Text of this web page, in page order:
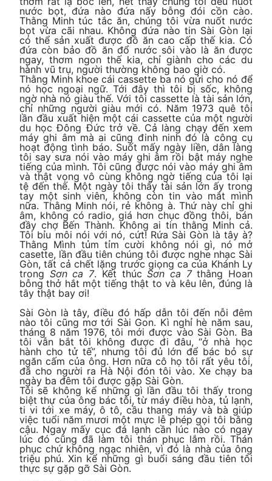
nước bọt, đứa nào đứa nấy bỗng đói cồn cào.
Thằng Minh túc tắc ăn, chúng tôi vừa nuốt nước
bọt vừa cãi nhau. Không đứa nào tin Sài Gòn lại
có thể sản xuất được đồ ăn cao cấp thế kia. Có
đứa còn bảo đồ ăn đổ nước sôi vào là ăn được
ngay, thơm ngon thế kia, chỉ giành cho các du
hành vũ trụ, người thường không bao giờ có.
Thằng Minh khoe cái cassette ba nó gửi cho nó để
nó học ngoại ngữ. Tới đây thì tôi bị sốc, không
ngờ nhà nó giàu thế. Với tôi cassette là tài sản lớn,
chỉ những người giàu mới có. Năm 1973 quê tôi
lần đầu xuất hiện một cái cassette của một người
du học Đông Đức trở về. Cả làng chạy đến xem
máy ghi âm mà ai cũng đinh ninh đó là công cụ
hoạt động tình báo. Suốt mấy ngày liền, dân làng
tôi say sưa nói vào máy ghi âm rồi bật máy nghe
tiếng của mình. Tôi cũng được nói vào máy ghi âm
và thật vọng vô cùng không ngờ tiếng của tôi lại
tệ đến thế. Một ngày tôi thấy tài sản lớn ấy trong
tay một sinh viên, không còn tin vào mắt mình
nữa. Thằng Minh nói, rẻ không à. Thứ này chỉ ghi
âm, không có radio, giá hơn chục đồng thôi, bán
đầy chợ Bến Thành. Không ai tin thằng Minh cả.
Tôi bỉu môi nói với nó, cứt! Rứa Sài Gòn là tây à?
Thằng Mình tủm tỉm cười không nói gì, nó mở
casette, lần đầu tiên chúng tôi được nghe nhạc Sài
Gòn, tất cả chết lặng trước giọng ca của Khánh Ly
trong Sơn ca 7. Kết thúcSơn ca 7thằng Hoan
bỗng thở hắt một tiếng thật to và kêu lên, đúng là
tây thật bay ơi!
Sài Gòn là tây, điều đó hấp dẫn tôi đến nỗi đêm
nào tôi cũng mơ tới Sài Gon. Kì nghỉ hè năm sau,
tháng 8 năm 1976, tôi mới được vào Sài Gòn. Ba
tôi vẫn bắt tôi không được đi đâu, “ở nhà học
hành cho tử tế”, nhưng tôi đủ lớn để bác bỏ sự
ngăn cấm của ông. Hơn nữa cô họ tôi rất yêu tôi,
đã cho người ra Hà Nội đón tôi vào. Xe chạy ba
ngày ba đêm tôi được gặp Sài Gòn.
Tôi sẽ không kể những gì lần đầu tôi thấy trong
biệt thự của ông bác tôi, từ máy điều hòa, tủ lạnh,
ti vi tới xe máy, ô tô, cầu thang máy và bà giúp
việc tuổi năm mươi một mực lễ phép gọi tôi bằng
cậu. Ngay mấy cục đá lạnh cần lúc nào có ngay
lúc đó cũng đã làm tôi thán phục lắm rồi. Thán
phục chứ không ngạc nhiên, vì đó là nhà của ông
triệu phú. Xin kể những gì buổi sáng đầu tiên tôi
thực sự gặp gỡ Sài Gòn.